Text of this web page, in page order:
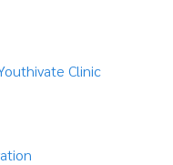
Clinic